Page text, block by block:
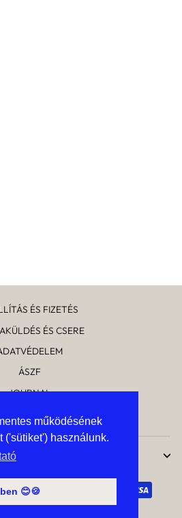
működésének
('sütiket') használunk.
😊🍪
működésének
('sütiket') használunk.
😊🍪
ÉS FIZETÉS
ÉS CSERE
ÁSZF
JOURNAL
RÓLUNK